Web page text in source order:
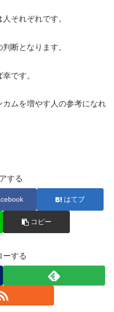
それぞれです。
断となります。
です。
ムを増やす人の参考になれ
する
はてブ
コピー
ーする